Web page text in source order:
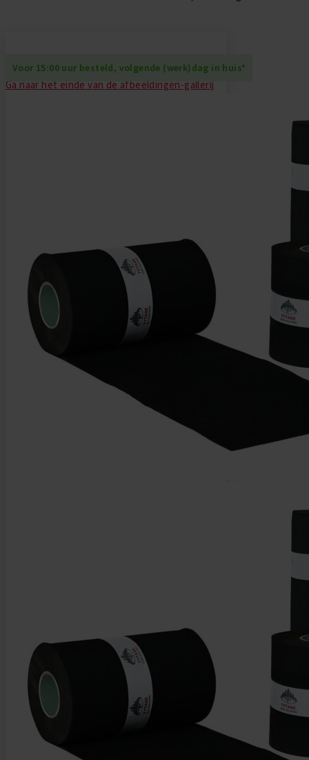
EPDM stroken
Kabeldoorvoeren
Ga naar het einde van de afbeeldingen-gallerij
Ga naar het begin van de afbeeldingen-gallerij
Voor 15:00 uur besteld, volgende (werk)dag in huis*